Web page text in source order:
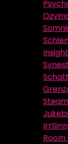
IrrSinn
Room